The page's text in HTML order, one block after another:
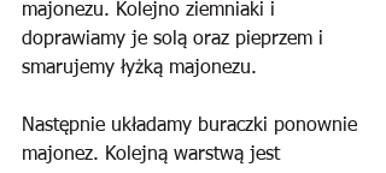
majonezu. Kolejno ziemniaki i
doprawiamy je solą oraz pieprzem i
smarujemy łyżką majonezu.
Następnie układamy buraczki ponownie
majonez. Kolejną warstwą jest